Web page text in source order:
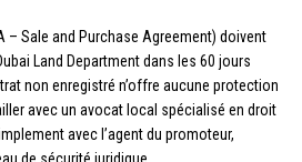
– Sale and Purchase Agreement) doivent
Land Department dans les 60 jours
non enregistré n’offre aucune protection
avec un avocat local spécialisé en droit
avec l’agent du promoteur,
de sécurité juridique.